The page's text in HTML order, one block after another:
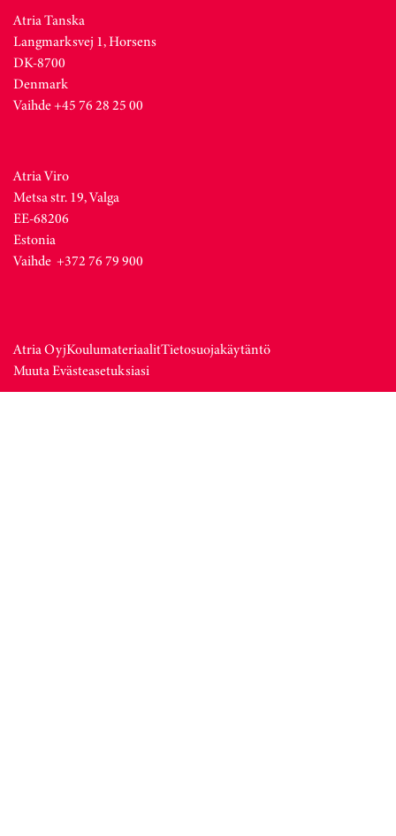
Atria Tanska
Langmarksvej 1, Horsens
DK-8700
Denmark
Vaihde +45 76 28 25 00
Atria Viro
Metsa str. 19, Valga
EE-68206
Estonia
Vaihde +372 76 79 900
Atria OyjKoulumateriaalitTietosuojakäytäntö
Muuta Evästeasetuksiasi